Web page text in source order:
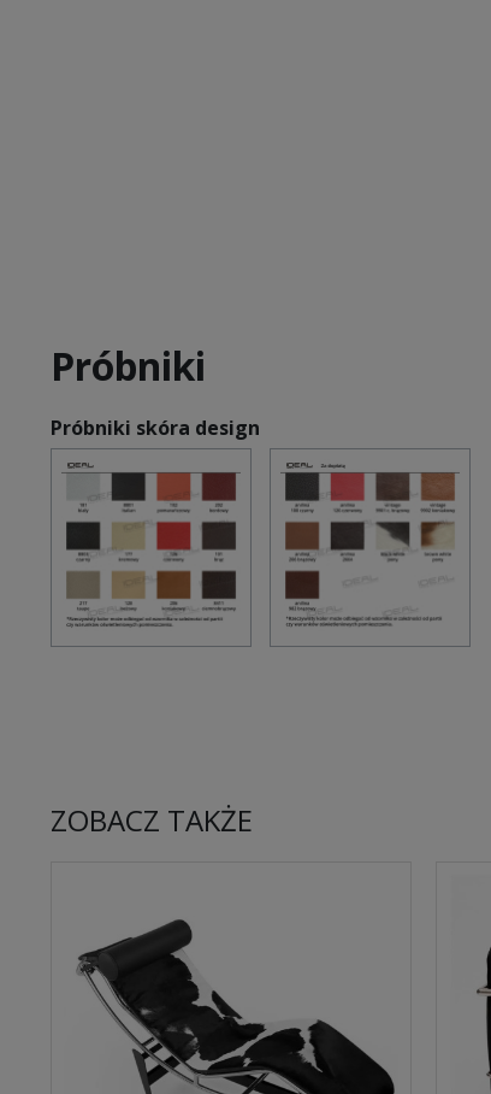
Próbniki
Próbniki skóra design
ZOBACZ TAKŻE